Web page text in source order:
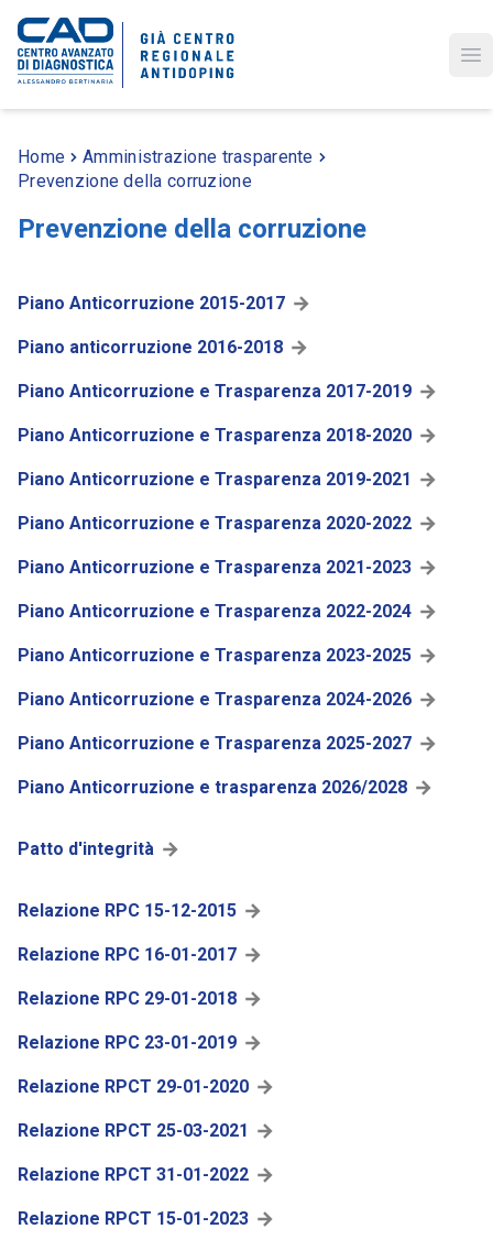
Home
Amministrazione trasparente
Prevenzione della corruzione
Prevenzione della corruzione
Piano Anticorruzione 2015-2017
Piano anticorruzione 2016-2018
Piano Anticorruzione e Trasparenza 2017-2019
Piano Anticorruzione e Trasparenza 2018-2020
Piano Anticorruzione e Trasparenza 2019-2021
Piano Anticorruzione e Trasparenza 2020-2022
Piano Anticorruzione e Trasparenza 2021-2023
Piano Anticorruzione e Trasparenza 2022-2024
Piano Anticorruzione e Trasparenza 2023-2025
Piano Anticorruzione e Trasparenza 2024-2026
Piano Anticorruzione e Trasparenza 2025-2027
Piano Anticorruzione e trasparenza 2026/2028
Patto d'integrità
Relazione RPC 15-12-2015
Relazione RPC 16-01-2017
Relazione RPC 29-01-2018
Relazione RPC 23-01-2019
Relazione RPCT 29-01-2020
Relazione RPCT 25-03-2021
Relazione RPCT 31-01-2022
Relazione RPCT 15-01-2023